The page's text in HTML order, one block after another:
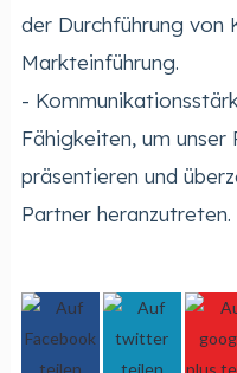
der Durchführung von
Markteinführung.
-
Fähigkeiten, um
präsentieren und
Partner heranzutreten.